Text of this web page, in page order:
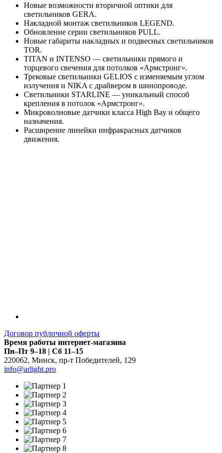
Новые возможности вторичной оптики для
светильников GERA.
Накладной монтаж светильников LEGEND.
Обновление серии светильников PULL.
Новые габариты накладных и подвесных светильников
TOR.
TITAN и INTENSO — светильники прямого и
торцевого свечения для потолков «Армстронг».
Трековые светильники GELIOS c изменяемым углом
излучения и NIKA с драйвером в шинопроводе.
Светильники STARLINE — уникальный способ
крепления в потолок «Армстронг».
Микроволновые датчики класса High Bay и общего
назначения.
Расширение линейки инфракрасных датчиков
движения.
Договор публичной оферты
Время работы интернет-магазина
Пн–Пт 9–18 | Сб 11–15
220062, Минск, пр-т Победителей, 129
info@arlight.pro